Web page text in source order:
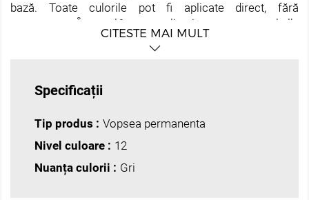
bază. Toate culorile pot fi aplicate direct, fără
amestecare. În cazul în care aplicați vopsea pe parul alb,
lăsați să actioneze timp de 45 de minute pentru o
penetrare mai buna a pigmentului.
recomandăm amestecarea culorilor decât dacă aveți o
bună cunoaștere a coloristicii. Amestecurile nepotrivite
pot provoca culori distorsionate care diferă de rezultatul
Toati cei cinci Nature Oxydant furnizează suficient
peroxid de hidrogen pentru a oxida precursorii
CITESTE MAI MULT
Specificații
Tip produs : Vopsea permanenta
Nivel culoare : 12
Nuanța culorii : Gri